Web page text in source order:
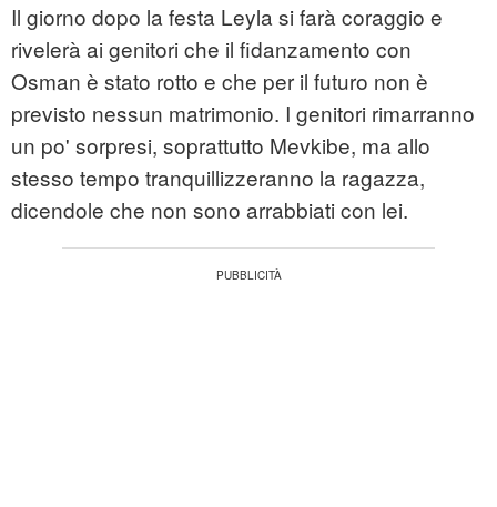
Il giorno dopo la festa Leyla si farà coraggio e
rivelerà ai genitori che il fidanzamento con
Osman è stato rotto e che per il futuro non è
previsto nessun matrimonio. I genitori rimarranno
un po' sorpresi, soprattutto Mevkibe, ma allo
stesso tempo tranquillizzeranno la ragazza,
dicendole che non sono arrabbiati con lei.